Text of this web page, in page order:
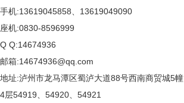
手机:13619045858、13619049090
座机:0830-8596999
Q Q:14674936
邮箱:14674936@qq.com
地址:泸州市龙马潭区蜀泸大道88号西南商贸城5幢
4层54919、54920、54921